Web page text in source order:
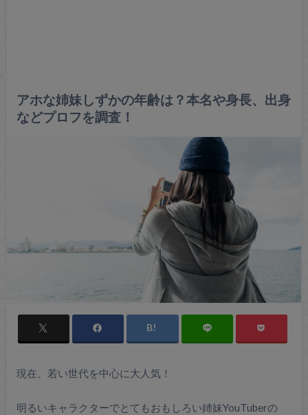
アホな姉妹しずかの年齢は？本名や身長、出身
などプロフを調査！
現在、若い世代を中心に大人気！
明るいキャラクターでとてもおもしろい姉妹YouTuberの